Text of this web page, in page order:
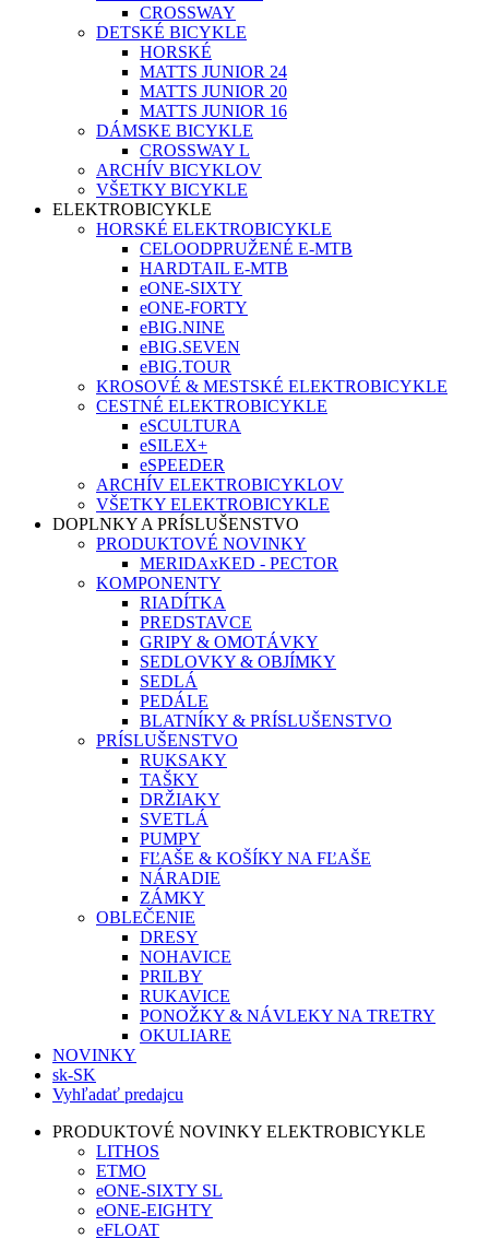
CROSSWAY
DETSKÉ BICYKLE
HORSKÉ
MATTS JUNIOR 24
MATTS JUNIOR 20
MATTS JUNIOR 16
DÁMSKE BICYKLE
CROSSWAY L
ARCHÍV BICYKLOV
VŠETKY BICYKLE
ELEKTROBICYKLE
HORSKÉ ELEKTROBICYKLE
CELOODPRUŽENÉ E-MTB
HARDTAIL E-MTB
eONE-SIXTY
eONE-FORTY
eBIG.NINE
eBIG.SEVEN
eBIG.TOUR
KROSOVÉ & MESTSKÉ ELEKTROBICYKLE
CESTNÉ ELEKTROBICYKLE
eSCULTURA
eSILEX+
eSPEEDER
ARCHÍV ELEKTROBICYKLOV
VŠETKY ELEKTROBICYKLE
DOPLNKY A PRÍSLUŠENSTVO
PRODUKTOVÉ NOVINKY
MERIDAxKED - PECTOR
KOMPONENTY
RIADÍTKA
PREDSTAVCE
GRIPY & OMOTÁVKY
SEDLOVKY & OBJÍMKY
SEDLÁ
PEDÁLE
BLATNÍKY & PRÍSLUŠENSTVO
PRÍSLUŠENSTVO
RUKSAKY
TAŠKY
DRŽIAKY
SVETLÁ
PUMPY
FĽAŠE & KOŠÍKY NA FĽAŠE
NÁRADIE
ZÁMKY
OBLEČENIE
DRESY
NOHAVICE
PRILBY
RUKAVICE
PONOŽKY & NÁVLEKY NA TRETRY
OKULIARE
NOVINKY
sk-SK
Vyhľadať predajcu
PRODUKTOVÉ NOVINKY ELEKTROBICYKLE
LITHOS
ETMO
eONE-SIXTY SL
eONE-EIGHTY
eFLOAT